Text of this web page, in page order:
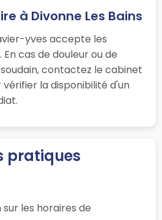
à Divonne Les Bains
yves accepte les
cas de douleur ou de
contactez le cabinet
la disponibilité d'un
pratiques
les horaires de